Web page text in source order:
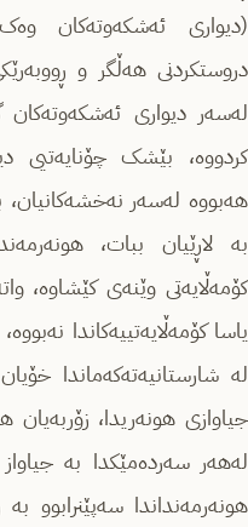
(دیواری ئەشکەوتەکان
دروستکردنی هەڵگر و
لەسەر دیواری
کردووە، بێشک چۆنایەتیی
هەبووە لەسەر نەخشەکانیان،
بە لاڕێیان ببات،
کۆمەڵایەتی وێنەی کێشاوە،
یاسا کۆمەڵایەتییەکاندا
لە شارستانیەتەکەماندا
جیاوازی هونەریدا، زۆربەیان
لەهەر سەردەمێکدا بە
هونەرمەنداندا سەپێنرابوو